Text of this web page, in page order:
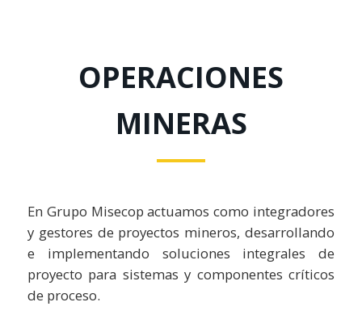
OPERACIONES
MINERAS
En Grupo Misecop actuamos como integradores
y gestores de proyectos mineros, desarrollando
e implementando soluciones integrales de
proyecto para sistemas y componentes críticos
de proceso.